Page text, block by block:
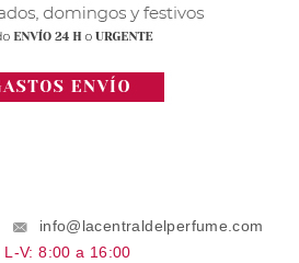
info@lacentraldelperfume.com
L-V: 8:00 a 16:00